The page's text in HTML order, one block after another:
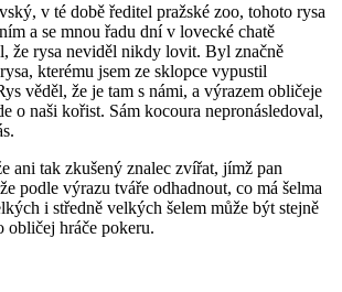
v té době ředitel pražské zoo, tohoto rysa
a se mnou řadu dní v lovecké chatě
že rysa neviděl nikdy lovit. Byl značně
kterému jsem ze sklopce vypustil
věděl, že je tam s námi, a výrazem obličeje
o naši kořist. Sám kocoura nepronásledoval,
ani tak zkušený znalec zvířat, jímž pan
podle výrazu tváře odhadnout, co má šelma
i středně velkých šelem může být stejně
obličej hráče pokeru.